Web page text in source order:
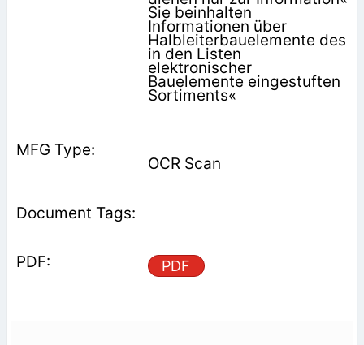
Sie beinhalten
Informationen über
Halbleiterbauelemente des
in den Listen
elektronischer
Bauelemente eingestuften
Sortiments«
OCR Scan
PDF